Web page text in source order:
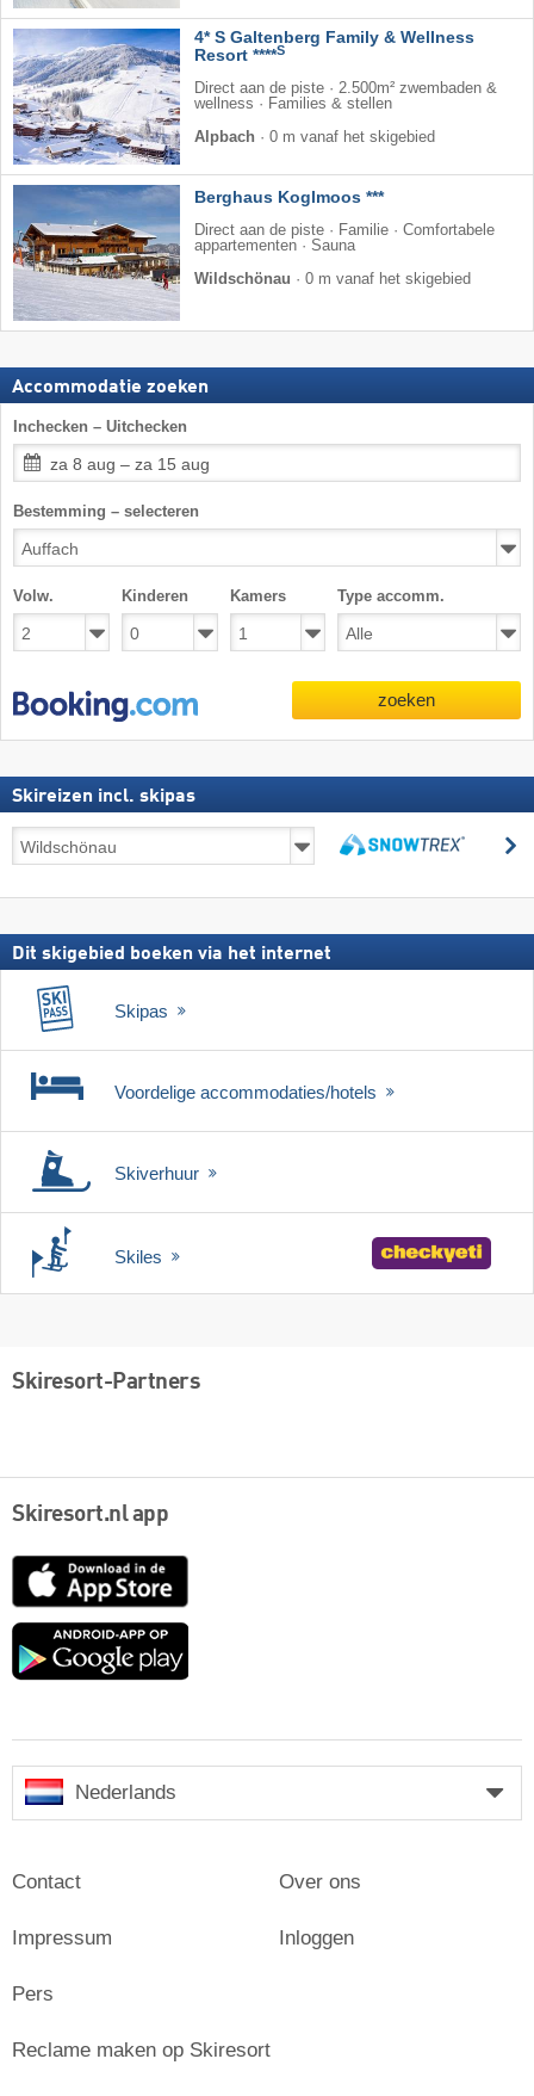
4* S Galtenberg Family & Wellness
Resort ****S
Direct aan de piste · 2.500m² zwembaden &
wellness · Families & stellen
Alpbach · 0 m vanaf het skigebied
Berghaus Koglmoos ***
Direct aan de piste · Familie · Comfortabele
appartementen · Sauna
Wildschönau · 0 m vanaf het skigebied
Accommodatie zoeken
Inchecken – Uitchecken
za 8 aug – za 15 aug
Bestemming – selecteren
Volw. Kinderen Kamers Type accomm.
zoeken
Skireizen incl. skipas
incl.
Dit skigebied boeken via het internet
Skipas
Voordelige accommodaties/hotels
Skiverhuur
Skiles
Skiresort-Partners
Skiresort.nl app
App
Google
Nederlands
Contact
Impressum
Pers
Over ons
Inloggen
Reclame maken op Skiresort